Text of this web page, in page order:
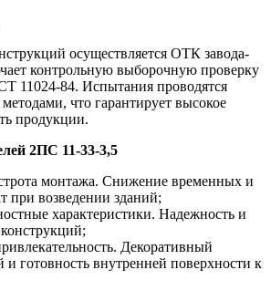
осуществляется ОТК завода-
контрольную выборочную проверку
11024-84. Испытания проводятся
что гарантирует высокое
продукции.
2ПС 11-33-3,5
монтажа. Снижение временных и
при возведении зданий;
характеристики. Надежность и
Декоративный
готовность внутренней поверхности к